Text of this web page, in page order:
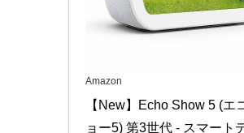
Amazon
【New】Echo Show 5 (エ
ョー5) 第3世代 - スマート